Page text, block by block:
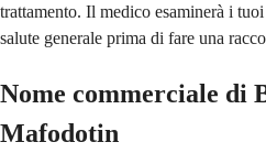
trattamento. Il medico esaminerà i
salute generale prima di fare una
Nome commerciale di
Mafodotin